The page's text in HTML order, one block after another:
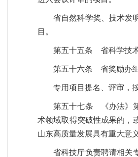
省自然科学奖、技术发
目。
第五十五条 省科学技
第五十六条 省奖励办
专用项目提名、评审，
第五十七条 《办法》
术领域取得突破性成果的，
山东高质量发展具有重大意
省科技厅负责聘请相关